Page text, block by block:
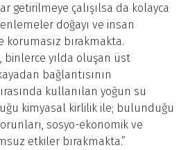
getirilmeye çalışılsa da kolayca
doğayı ve insan
korumasız bırakmakta.
binlerce yılda oluşan üst
bağlantısının
kullanılan yoğun su
kimyasal kirlilik ile; bulunduğu
sosyo-ekonomik ve
etkiler bırakmakta.”